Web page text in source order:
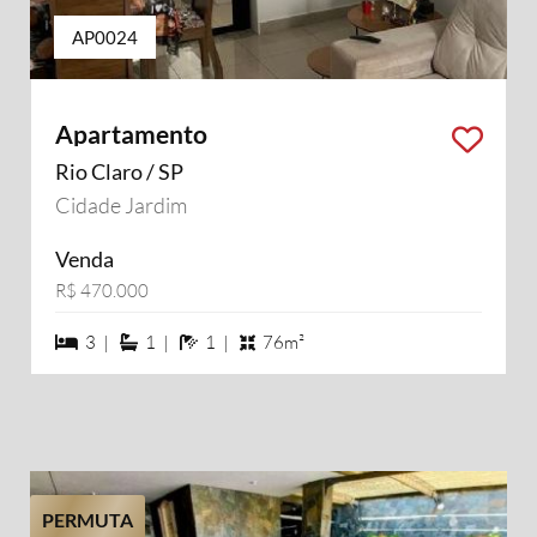
AP0024
Apartamento
Rio Claro / SP
Cidade Jardim
Venda
R$ 470.000
3 dormiórios
3 | 1 suítes
1 | 1 banheiros
1 | 76m²
PERMUTA